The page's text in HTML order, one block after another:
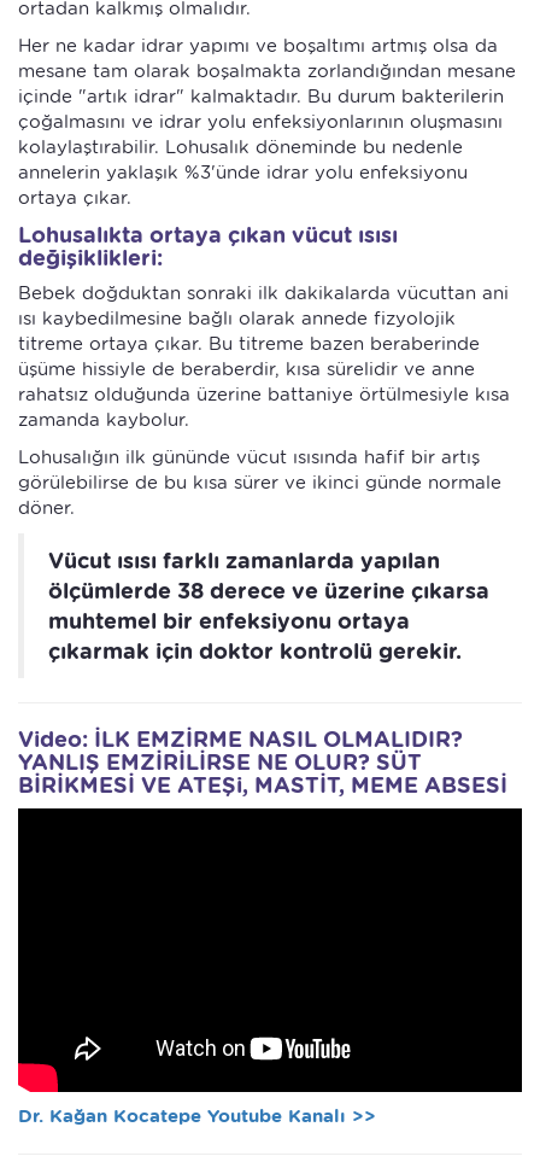
ortadan kalkmış olmalıdır.
Her ne kadar idrar yapımı ve boşaltımı artmış olsa da
mesane tam olarak boşalmakta zorlandığından mesane
içinde "artık idrar" kalmaktadır. Bu durum bakterilerin
çoğalmasını ve idrar yolu enfeksiyonlarının oluşmasını
kolaylaştırabilir. Lohusalık döneminde bu nedenle
annelerin yaklaşık %3'ünde idrar yolu enfeksiyonu
ortaya çıkar.
Lohusalıkta ortaya çıkan vücut ısısı
değişiklikleri:
Bebek doğduktan sonraki ilk dakikalarda vücuttan ani
ısı kaybedilmesine bağlı olarak annede fizyolojik
titreme ortaya çıkar. Bu titreme bazen beraberinde
üşüme hissiyle de beraberdir, kısa sürelidir ve anne
rahatsız olduğunda üzerine battaniye örtülmesiyle kısa
zamanda kaybolur.
Lohusalığın ilk gününde vücut ısısında hafif bir artış
görülebilirse de bu kısa sürer ve ikinci günde normale
döner.
Vücut ısısı farklı zamanlarda yapılan
ölçümlerde 38 derece ve üzerine çıkarsa
muhtemel bir enfeksiyonu ortaya
çıkarmak için doktor kontrolü gerekir.
Video: İLK EMZİRME NASIL OLMALIDIR?
YANLIŞ EMZİRİLİRSE NE OLUR? SÜT
BİRİKMESİ VE ATEŞi, MASTİT, MEME ABSESİ
Dr. Kağan Kocatepe Youtube Kanalı >>